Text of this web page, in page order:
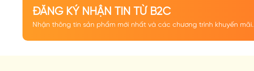
2. NƯỚC HOAHELLA BEAUTY
ĐĂNG KÝ NHẬN TIN TỪ B2C
Nhận thông tin sản phẩm mới nhất và các chương trình khuyến mãi.